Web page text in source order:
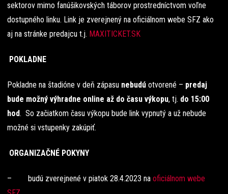
sektorov mimo fanúšikovských táborov prostredníctvom voľne
dostupného linku. Link je zverejnený na oficiálnom webe SFZ ako
aj na stránke predajcu t.j. MAXITICKET.SK
POKLADNE
Pokladne na štadióne v deň zápasu nebudú otvorené – predaj
bude možný výhradne online až do času výkopu, tj. do 15:00
hod. So začiatkom času výkopu bude link vypnutý a už nebude
možné si vstupenky zakúpiť.
ORGANIZAČNÉ POKYNY
– budú zverejnené v piatok 28.4.2023 na oficiálnom webe